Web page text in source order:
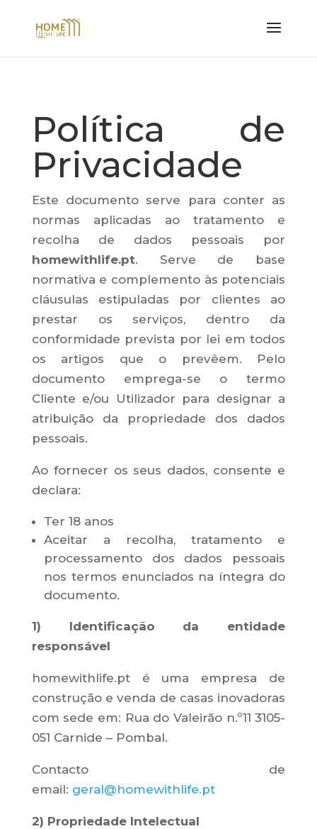
Política de
Privacidade
Este documento serve para conter as
normas aplicadas ao tratamento e
recolha de dados pessoais por
homewithlife.pt. Serve de base
normativa e complemento às potenciais
cláusulas estipuladas por clientes ao
prestar os serviços, dentro da
conformidade prevista por lei em todos
os artigos que o prevêem. Pelo
documento emprega-se o termo
Cliente e/ou Utilizador para designar a
atribuição da propriedade dos dados
pessoais.
Ao fornecer os seus dados, consente e
declara:
Ter 18 anos
Aceitar a recolha, tratamento e
processamento dos dados pessoais
nos termos enunciados na íntegra do
documento.
1) Identificação da entidade
responsável
homewithlife.pt é uma empresa de
construção e venda de casas inovadoras
com sede em: Rua do Valeirão n.º11 3105-
051 Carnide – Pombal.
Contacto de
email: geral@homewithlife.pt
2) Propriedade Intelectual